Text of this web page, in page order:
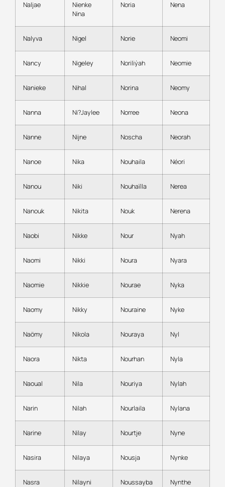
Naljae
Nienke
Nina
Noria Nena
Nalyva Nigel Norie Neomi
Nancy Nigeley Noriliýah Neomie
Nanieke Nihal Norina Neomy
Nanna Ni?Jaylee Norree Neona
Nanne Nijne Noscha Neorah
Nanoe Nika Nouhaila Néori
Nanou Niki Nouhaïlla Nerea
Nanouk Nikita Nouk Nerena
Naobi Nikke Nour Nyah
Naomi Nikki Noura Nyara
Naomie Nikkie Nourae Nyka
Naomy Nikky Nouraine Nyke
Naömy Nikola Nouraya Nyl
Naora Nikta Nourhan Nyla
Naoual Nila Nouriya Nylah
Narin Nilah Nourlaila Nylana
Narine Nilay Nourtje Nyne
Nasira Nilaya Nousja Nynke
Nasra Nilayni Noussayba Nynthe